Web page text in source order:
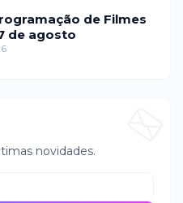
de Filmes
de agosto
novidades.